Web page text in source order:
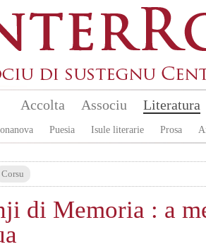
Accolta Associu Literatura
Puesia Isule literarie Prosa
Corsu
di Memoria : a